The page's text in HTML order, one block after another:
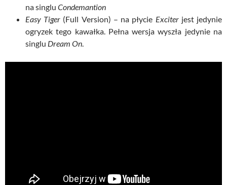
na singlu Condemantion
Easy Tiger (Full Version) – na płycie Exciterjest jedynie
ogryzek tego kawałka. Pełna wersja wyszła jedynie na
singlu Dream On